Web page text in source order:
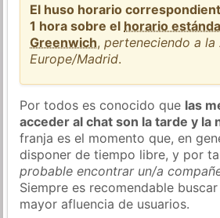
El huso horario
1 hora sobre el horario
Greenwich,perteneciendo a la
Europe/Madrid.
Por todos es conocido que las
acceder al chat son la tarde y la
franja es el momento que, en
disponer de tiempo libre, y por
probable encontrar un/a
Siempre es recomendable
mayor afluencia de usuarios.